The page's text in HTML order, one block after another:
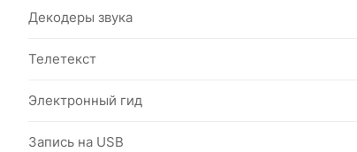
Декодеры звука
Телетекст
Электронный гид
Запись на USB